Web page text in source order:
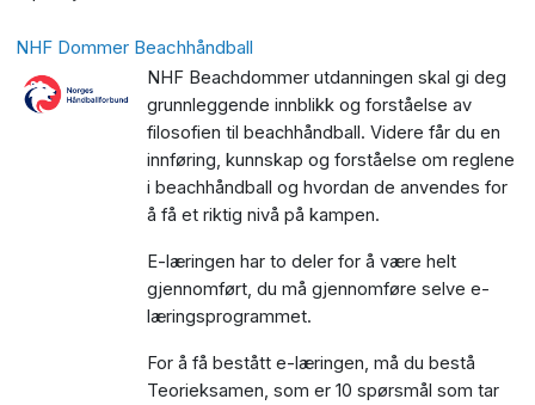
NHF Dommer Beachhåndball
NHF Beachdommer utdanningen skal gi deg
grunnleggende innblikk og forståelse av
filosofien til beachhåndball. Videre får du en
innføring, kunnskap og forståelse om reglene
i beachhåndball og hvordan de anvendes for
å få et riktig nivå på kampen.
E-læringen har to deler for å være helt
gjennomført, du må gjennomføre selve e-
læringsprogrammet.
For å få bestått e-læringen, må du bestå
Teorieksamen, som er 10 spørsmål som tar